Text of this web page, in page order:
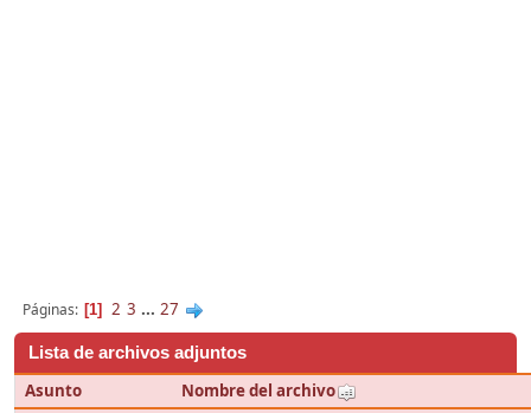
Páginas 1 2 3 ... 27
Lista de archivos adjuntos
Asunto
Nombre del archivo